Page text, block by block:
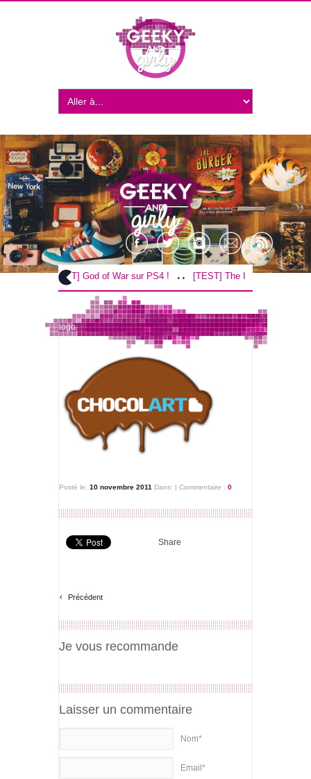
.. [TEST] God of War sur PS4 ! .. [TEST] The Inpatient sur PS4 /
logo
Posté le: 10 novembre 2011 Dans: | Commentaire : 0
Share
‹ Précédent
Je vous recommande
Laisser un commentaire
Nom*
Email*